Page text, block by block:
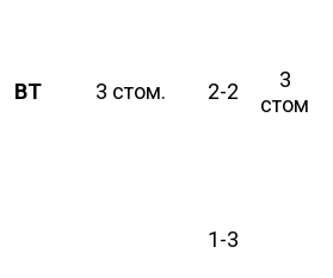
ВТ 3 стом. 2-2
3
стом
1-3